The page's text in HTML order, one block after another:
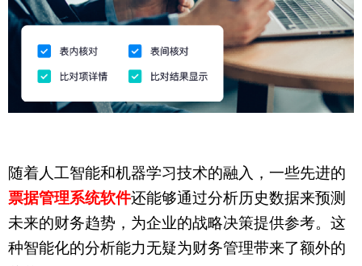
随着人工智能和机器学习技术的融入，一些先进的
票据管理系统软件还能够通过分析历史数据来预测
未来的财务趋势，为企业的战略决策提供参考。这
种智能化的分析能力无疑为财务管理带来了额外的